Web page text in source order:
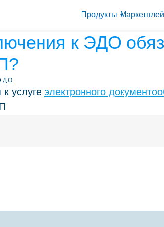
Продукты
к ЭДО
услуге электронного